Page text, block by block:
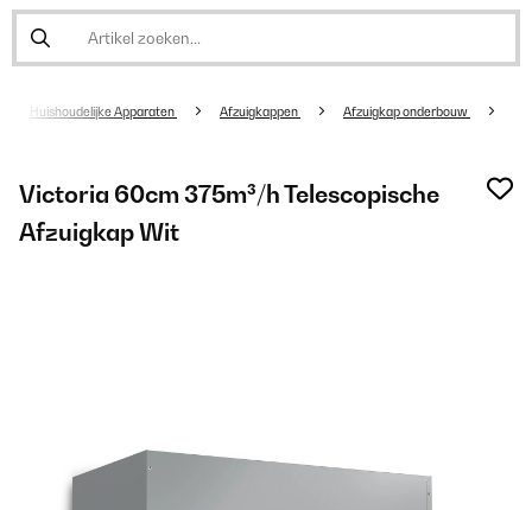
Huishoudelijke Apparaten Afzuigkappen Afzuigkap onderbouw
Victoria 60cm 375m³/h Telescopische
Afzuigkap Wit